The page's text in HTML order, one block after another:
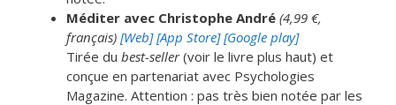
Méditer avec Christophe André (4,99 €,
français) [Web] [App Store] [Google play]
Tirée du best-seller(voir le livre plus haut) et
conçue en partenariat avec Psychologies
Magazine. Attention : pas très bien notée par les